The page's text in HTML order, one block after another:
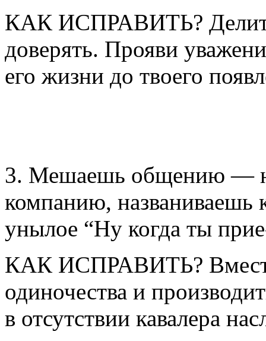
КАК ИСПРАВИТЬ?
доверять. Прояви
его жизни до твоего
3. Мешаешь общению —
компанию, названиваешь
унылое “Ну когда ты
КАК ИСПРАВИТЬ?
одиночества и
в отсутствии кавалера